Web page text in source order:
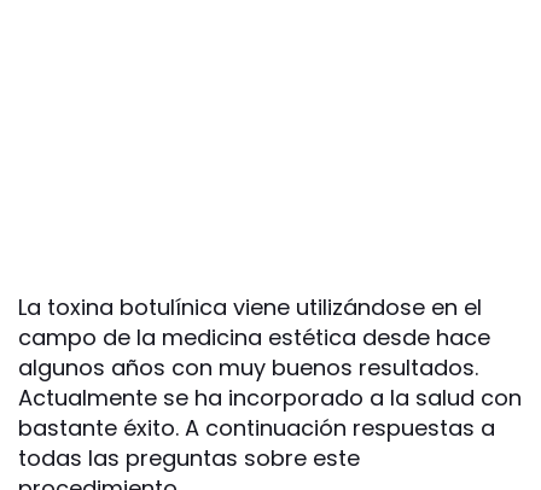
La toxina botulínica viene utilizándose en el
campo de la medicina estética desde hace
algunos años con muy buenos resultados.
Actualmente se ha incorporado a la salud con
bastante éxito. A continuación respuestas a
todas las preguntas sobre este